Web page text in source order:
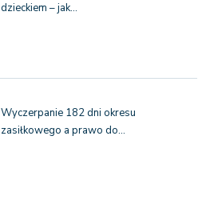
dzieckiem – jak…
Wyczerpanie 182 dni okresu
zasiłkowego a prawo do…